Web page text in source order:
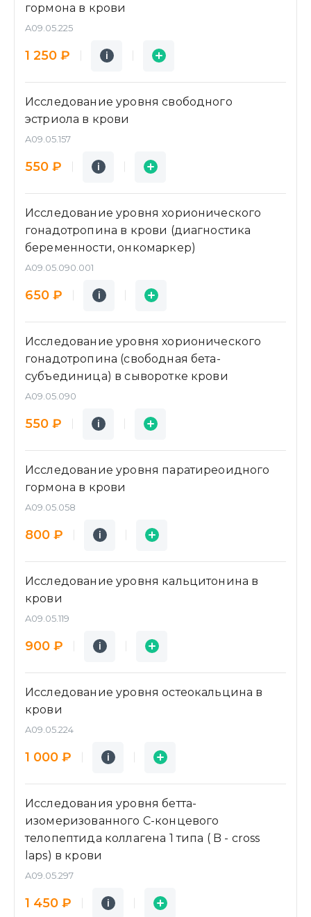
гормона в крови
A09.05.225
1 250 ₽ i
Подробнее
i
Заявка
Исследование уровня свободного
эстриола в крови
A09.05.157
550 ₽ i
Подробнее
i
Заявка
Исследование уровня хорионического
гонадотропина в крови (диагностика
беременности, онкомаркер)
A09.05.090.001
650 ₽ i
Подробнее
i
Заявка
Исследование уровня хорионического
гонадотропина (свободная бета-
субъединица) в сыворотке крови
A09.05.090
550 ₽ i
Подробнее
i
Заявка
Исследование уровня паратиреоидного
гормона в крови
A09.05.058
800 ₽ i
Подробнее
i
Заявка
Исследование уровня кальцитонина в
крови
A09.05.119
900 ₽ i
Подробнее
i
Заявка
Исследование уровня остеокальцина в
крови
A09.05.224
1 000 ₽ i
Подробнее
i
Заявка
Исследования уровня бетта-
изомеризованного C-концевого
телопептида коллагена 1 типа ( B - cross
laps) в крови
A09.05.297
1 450 ₽ i
Подробнее
i
Заявка